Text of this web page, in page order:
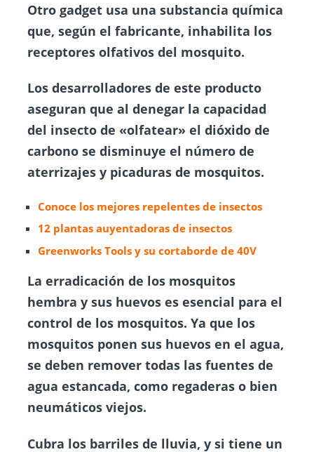
Otro gadget usa una substancia química
que, según el fabricante, inhabilita los
receptores olfativos del mosquito.
Los desarrolladores de este producto
aseguran que al denegar la capacidad
del insecto de «olfatear» el dióxido de
carbono se disminuye el número de
aterrizajes y picaduras de mosquitos.
Conoce los mejores repelentes de insectos
12 plantas auyentadoras de insectos
Greenworks Tools y su cortaborde de 40V
La erradicación de los mosquitos
hembra y sus huevos es esencial para el
control de los mosquitos. Ya que los
mosquitos ponen sus huevos en el agua,
se deben remover todas las fuentes de
agua estancada, como regaderas o bien
neumáticos viejos.
Cubra los barriles de lluvia, y si tiene un